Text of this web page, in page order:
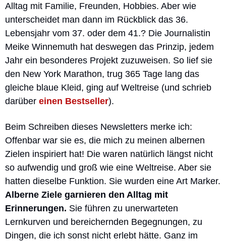
Alltag mit Familie, Freunden, Hobbies. Aber wie
unterscheidet man dann im Rückblick das 36.
Lebensjahr vom 37. oder dem 41.? Die Journalistin
Meike Winnemuth hat deswegen das Prinzip, jedem
Jahr ein besonderes Projekt zuzuweisen. So lief sie
den New York Marathon, trug 365 Tage lang das
gleiche blaue Kleid, ging auf Weltreise (und schrieb
darüber einen Bestseller).
Beim Schreiben dieses Newsletters merke ich:
Offenbar war sie es, die mich zu meinen albernen
Zielen inspiriert hat! Die waren natürlich längst nicht
so aufwendig und groß wie eine Weltreise. Aber sie
Alberne Ziele garnieren den Alltag mit
Erinnerungen. Sie führen zu unerwarteten
Lernkurven und bereichernden Begegnungen, zu
Dingen, die ich sonst nicht erlebt hätte. Ganz im